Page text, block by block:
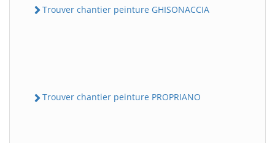
Trouver chantier peinture GHISONACCIA
Trouver chantier peinture PROPRIANO